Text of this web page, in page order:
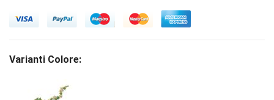
Varianti Colore: